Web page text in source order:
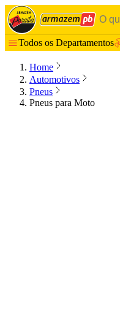
Todos os Departamentos
Home
Automotivos
Pneus
Pneus para Moto